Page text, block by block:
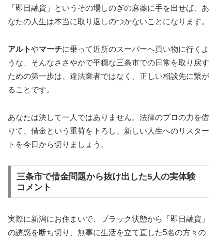
「即日融資」というその場しのぎの麻薬に手を出せば、あ
なたの人生は本当に取り返しのつかないことになります。
アルトやマーチに乗って近所のスーパーへ買い物に行くよ
うな、そんなささやかで平穏な三条市での日常を取り戻す
ための第一歩は、違法業者ではなく、正しい相談先に繋が
ることです。
あなたは決して一人ではありません。法律のプロの力を借
りて、借金という重荷を下ろし、新しい人生へのリスター
トを今日から切りましょう。
三条市で借金問題から抜け出した5人の実体験
コメント
実際に新潟にお住まいで、ブラック状態から「即日融資」
の誘惑を断ち切り、無事に生活を立て直した5名の方々の